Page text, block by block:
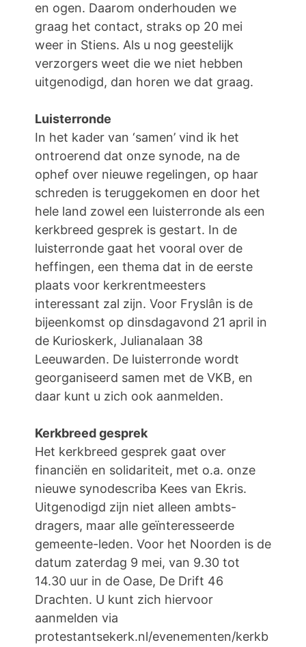
en ogen. Daarom onderhouden we
graag het contact, straks op 20 mei
weer in Stiens. Als u nog geestelijk
verzorgers weet die we niet hebben
uitgenodigd, dan horen we dat graag.
Luisterronde
In het kader van ‘samen’ vind ik het
ontroerend dat onze synode, na de
ophef over nieuwe regelingen, op haar
schreden is teruggekomen en door het
hele land zowel een luisterronde als een
kerkbreed gesprek is gestart. In de
luisterronde gaat het vooral over de
heffingen, een thema dat in de eerste
plaats voor kerkrentmeesters
interessant zal zijn. Voor Fryslân is de
bijeenkomst op dinsdagavond 21 april in
de Kurioskerk, Julianalaan 38
Leeuwarden. De luisterronde wordt
georganiseerd samen met de VKB, en
daar kunt u zich ook aanmelden.
Kerkbreed gesprek
Het kerkbreed gesprek gaat over
financiën en solidariteit, met o.a. onze
nieuwe synodescriba Kees van Ekris.
Uitgenodigd zijn niet alleen ambts-
dragers, maar alle geïnteresseerde
gemeente-leden. Voor het Noorden is de
datum zaterdag 9 mei, van 9.30 tot
14.30 uur in de Oase, De Drift 46
Drachten. U kunt zich hiervoor
aanmelden via
protestantsekerk.nl/evenementen/kerkb